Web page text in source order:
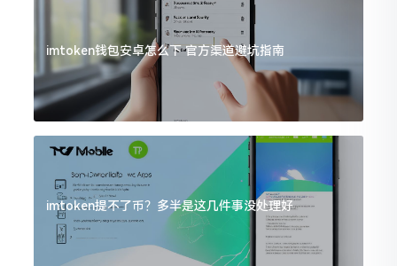
imtoken钱包安卓怎么下 官方渠道避坑指南
imtoken提不了币？多半是这几件事没处理好